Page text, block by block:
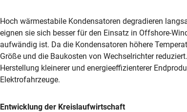
Hoch wärmestabile Kondensatoren degradieren
eignen sie sich besser für den Einsatz in Offshore-
aufwändig ist. Da die Kondensatoren höhere
Größe und die Baukosten von Wechselrichter
Herstellung kleinerer und energieeffizienterer
Elektrofahrzeuge.
Entwicklung der Kreislaufwirtschaft